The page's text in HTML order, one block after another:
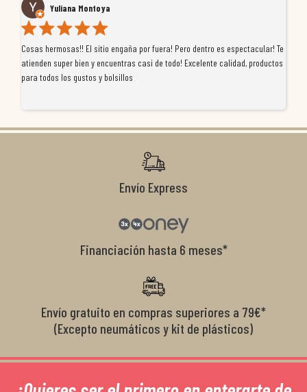
Yuliana Montoya
Cosas hermosas!! El sitio engaña por fuera! Pero dentro es espectacular! Te
atienden super bien y encuentras casi de todo! Excelente calidad, productos
para todos los gustos y bolsillos
Envío Express
Financiación hasta 6 meses*
Envío gratuito en compras superiores a 79€*
(Excepto neumáticos y kit de plásticos)